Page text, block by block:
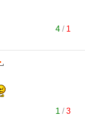
4/ 1
1 /3